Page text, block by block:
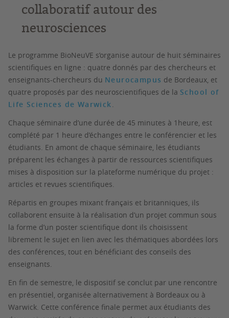
collaboratif autour des
neurosciences
Le programme BioNeuVE s’organise autour de huit séminaires
scientifiques en ligne : quatre donnés par des chercheurs et
enseignants-chercheurs du Neurocampus de Bordeaux, et
quatre proposés par des neuroscientifiques de la School of
Life Sciences de Warwick.
Chaque séminaire d’une durée de 45 minutes à 1heure, est
complété par 1 heure d’échanges entre le conférencier et les
étudiants. En amont de chaque séminaire, les étudiants
préparent les échanges à partir de ressources scientifiques
mises à disposition sur la plateforme numérique du projet :
articles et revues scientifiques.
Répartis en groupes mixant français et britanniques, ils
collaborent ensuite à la réalisation d’un projet commun sous
la forme d’un poster scientifique dont ils choisissent
librement le sujet en lien avec les thématiques abordées lors
des conférences, tout en bénéficiant des conseils des
enseignants.
En fin de semestre, le dispositif se conclut par une rencontre
en présentiel, organisée alternativement à Bordeaux ou à
Warwick. Cette conférence finale permet aux étudiants des